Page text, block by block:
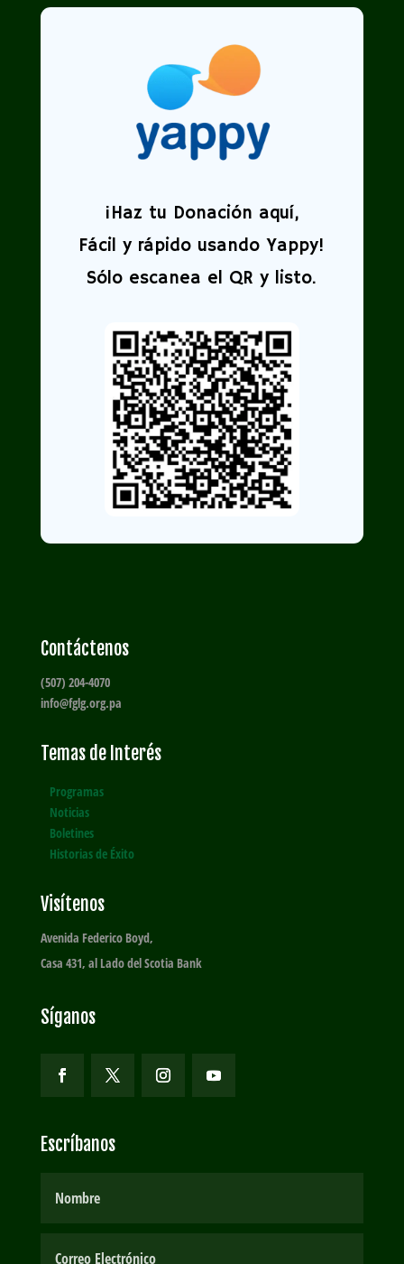
¡Haz tu Donación aquí,
Fácil y rápido usando Yappy!
Sólo escanea el QR y listo.
Contáctenos
(507) 204-4070
info@fglg.org.pa
Temas de Interés
Programas
Noticias
Boletines
Historias de Éxito
Visítenos
Avenida Federico Boyd,
Casa 431, al Lado del Scotia Bank
Síganos
Escríbanos